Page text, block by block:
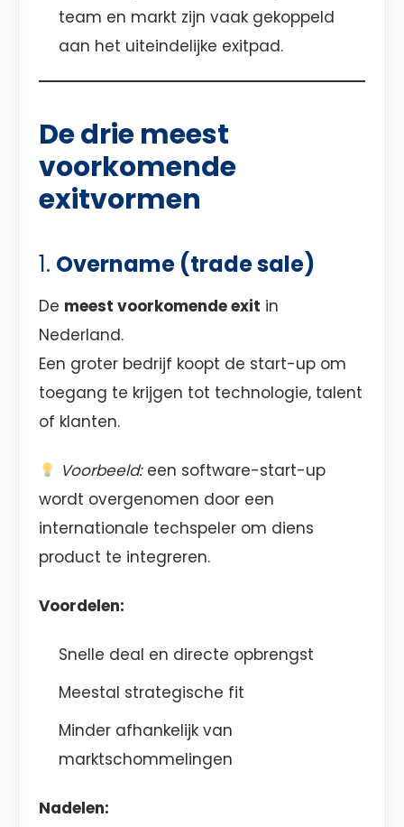
team en markt zijn vaak gekoppeld
aan het uiteindelijke exitpad.
De drie meest
voorkomende
exitvormen
1. Overname (trade sale)
De meest voorkomende exit in
Nederland.
Een groter bedrijf koopt de start-up om
toegang te krijgen tot technologie, talent
of klanten.
Voorbeeld:een software-start-up
wordt overgenomen door een
internationale techspeler om diens
product te integreren.
Voordelen:
Snelle deal en directe opbrengst
Meestal strategische fit
Minder afhankelijk van
marktschommelingen
Nadelen: